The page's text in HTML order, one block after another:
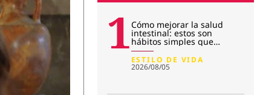
1Cómo mejorar la salud
intestinal: estos son
hábitos simples que
transforman la microbiota
ESTILO DE VIDA
2026/08/05